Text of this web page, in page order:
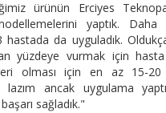
ürünün Erciyes
yaptık.
hastada da uyguladık.
yüzdeye vurmak için hasta
olması için en az 15-20
lazım ancak uygulama
sağladık."